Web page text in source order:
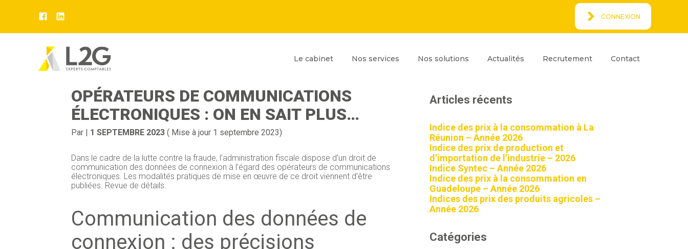
CONNEXION
Aller
au
Le cabinet Nos services Nos solutions Actualités Recrutement Contact
OPÉRATEURS DE COMMUNICATIONS
ÉLECTRONIQUES : ON EN SAIT PLUS…
Par | 1 SEPTEMBRE 2023 ( Mise à jour 1 septembre 2023)
Dans le cadre de la lutte contre la fraude, l’administration fiscale dispose d’un droit de
communication des données de connexion à l’égard des opérateurs de communications
électroniques. Les modalités pratiques de mise en œuvre de ce droit viennent d’être
publiées. Revue de détails.
Communication des données de
connexion : des précisions
Blog
Rechercher
Articles récents
Indice des prix à la consommation à La
Réunion – Année 2026
Indice des prix de production et
d’importation de l’industrie – 2026
Indice Syntec – Année 2026
Indice des prix à la consommation en
Guadeloupe – Année 2026
Indices des prix des produits agricoles –
Année 2026
Catégories